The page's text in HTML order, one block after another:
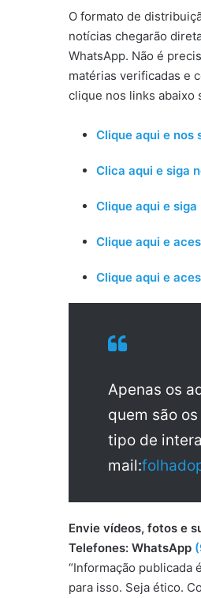
O formato de
notícias chegarão
WhatsApp. Não é
matérias verificadas e
clique nos links abaixo
Clique aqui e nos
Clica aqui e siga
Clique aqui e
Clique aqui e
Clique aqui e
Apenas os
quem são
tipo de
mail:
Envie vídeos, fotos e
Telefones: WhatsApp
“Informação publicada
para isso. Seja ético.